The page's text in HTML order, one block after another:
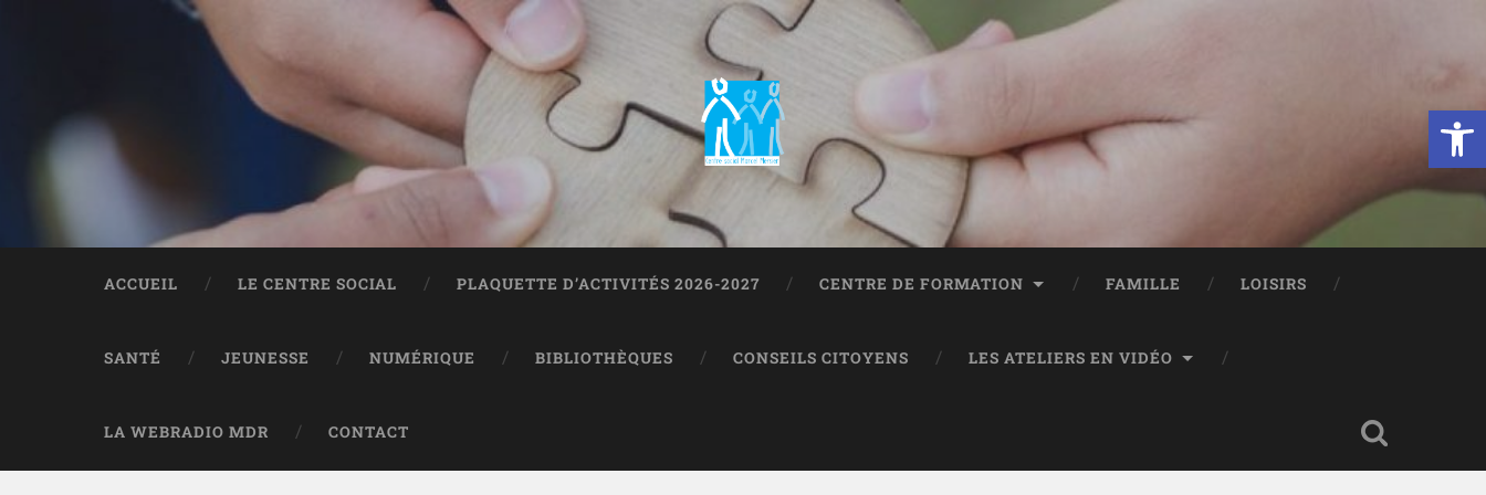
Ouvrir
ACCUEIL LE CENTRE SOCIAL PLAQUETTE D’ACTIVITÉS 2026-2027 CENTRE DE FORMATION FAMILLE LOISIRS
SANTÉ JEUNESSE NUMÉRIQUE BIBLIOTHÈQUES CONSEILS CITOYENS LES ATELIERS EN VIDÉO
LA WEBRADIO MDR CONTACT